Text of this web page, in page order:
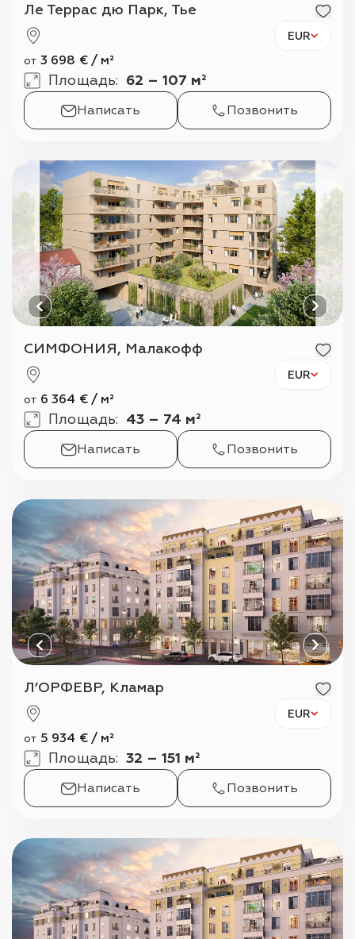
Ле Террас дю Парк, Тье
EUR
от 3 698 € / м²
Площадь: 62 – 107 м²
Написать Позвонить
СИМФОНИЯ, Малакофф
EUR
от 6 364 € / м²
Площадь: 43 – 74 м²
Написать Позвонить
Л’ОРФЕВР, Кламар
EUR
от 5 934 € / м²
Площадь: 32 – 151 м²
Написать Позвонить